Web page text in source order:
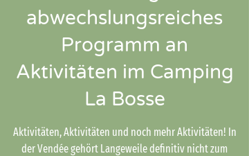
abwechslungsreiches
Programm an
Aktivitäten im Camping
La Bosse
Aktivitäten, Aktivitäten und noch mehr Aktivitäten! In
der Vendée gehört Langeweile definitiv nicht zum